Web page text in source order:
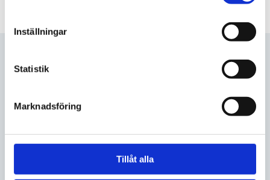
Inställningar
Statistik
Marknadsföring
Tillåt alla
AFE Städservice
Videdalsvägen 1